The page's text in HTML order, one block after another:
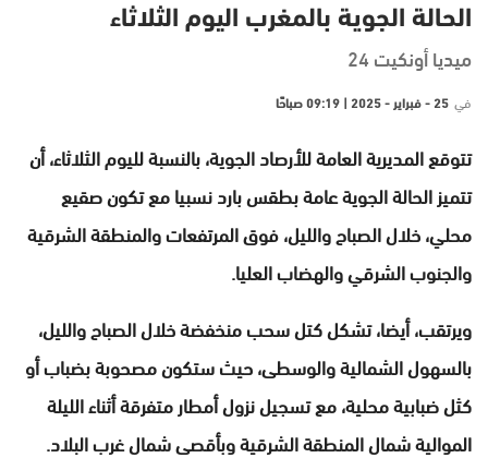
الحالة الجوية بالمغرب اليوم الثلاثاء
ميديا أونكيت 24
في 25 - فبراير - 2025 | 09:19 صباحًا
تتوقع المديرية العامة للأرصاد الجوية، بالنسبة لليوم الثلاثاء، أن
تتميز الحالة الجوية عامة بطقس بارد نسبيا مع تكون صقيع
محلي، خلال الصباح والليل، فوق المرتفعات والمنطقة الشرقية
والجنوب الشرقي والهضاب العليا.
ويرتقب، أيضا، تشكل كتل سحب منخفضة خلال الصباح والليل،
بالسهول الشمالية والوسطى، حيث ستكون مصحوبة بضباب أو
كثل ضبابية محلية، مع تسجيل نزول أمطار متفرقة أثناء الليلة
الموالية شمال المنطقة الشرقية وبأقصى شمال غرب البلاد.